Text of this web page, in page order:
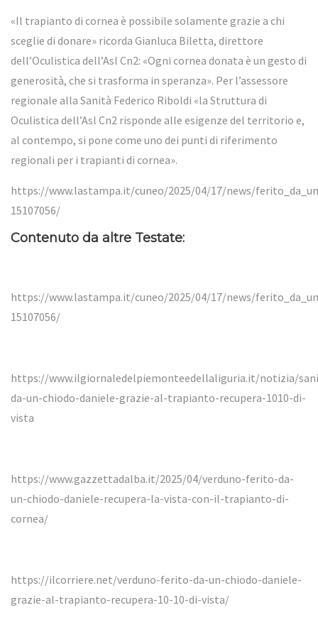
«Il trapianto di cornea è possibile solamente grazie a chi
sceglie di donare» ricorda Gianluca Biletta, direttore
dell’Oculistica dell’Asl Cn2: «Ogni cornea donata è un gesto di
generosità, che si trasforma in speranza». Per l’assessore
regionale alla Sanità Federico Riboldi «la Struttura di
Oculistica dell’Asl Cn2 risponde alle esigenze del territorio e,
al contempo, si pone come uno dei punti di riferimento
regionali per i trapianti di cornea».
https://www.lastampa.it/cuneo/2025/04/17/news/
15107056/
Contenuto da altre Testate:
https://www.lastampa.it/cuneo/2025/04/17/news/
15107056/
https://www.ilgiornaledelpiemonteedellaliguria.it/notizia/
da-un-chiodo-daniele-grazie-al-trapianto-recupera-1010-di-
vista
https://www.gazzettadalba.it/2025/04/verduno-ferito-da-
un-chiodo-daniele-recupera-la-vista-con-il-trapianto-di-
cornea/
https://ilcorriere.net/verduno-ferito-da-un-chiodo-daniele-
grazie-al-trapianto-recupera-10-10-di-vista/